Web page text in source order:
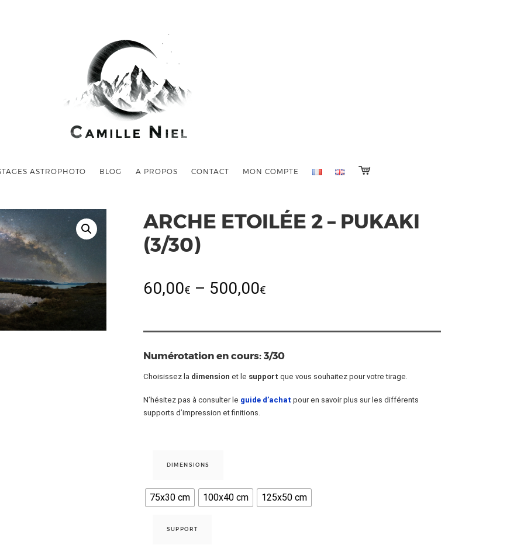
ASTROPHOTO BLOG A PROPOS CONTACT MON COMPTE
ARCHE ETOILÉE 2 – PUKAKI
(3/30)
60,00€ – 500,00€
Numérotation en cours: 3/30
Choisissez la dimension et le support que vous souhaitez pour votre tirage.
N’hésitez pas à consulter le guide d’achat pour en savoir plus sur les différents
supports d’impression et finitions.
DIMENSIONS
75x30 cm 100x40 cm 125x50 cm
SUPPORT